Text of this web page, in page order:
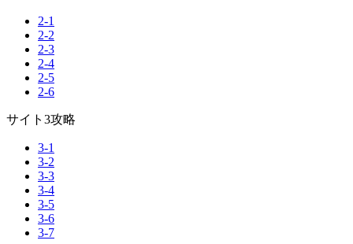
2-1
2-2
2-3
2-4
2-5
2-6
サイト3攻略
3-1
3-2
3-3
3-4
3-5
3-6
3-7